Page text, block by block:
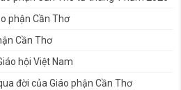
phận Cần Thơ
Cần Thơ
hội Việt Nam
đời của Giáo phận Cần Thơ